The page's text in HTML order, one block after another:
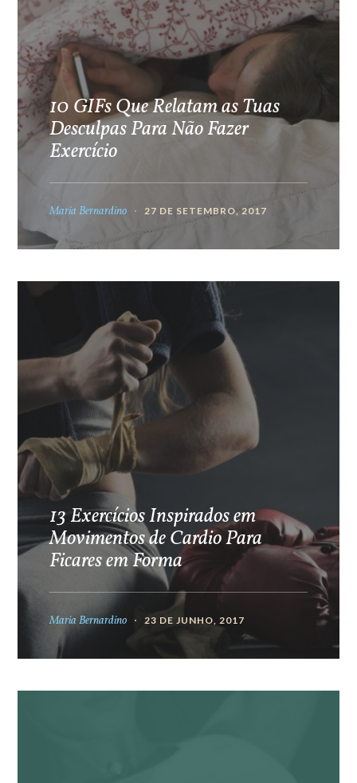
10 GIFs Que Relatam as Tuas
Desculpas Para Não Fazer
Exercício
Maria Bernardino 27 DE SETEMBRO, 2017
13 Exercícios Inspirados em
Movimentos de Cardio Para
Ficares em Forma
Maria Bernardino 23 DE JUNHO, 2017